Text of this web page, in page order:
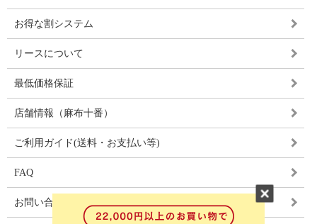
お得な割システム
リースについて
最低価格保証
店舗情報（麻布十番）
ご利用ガイド(送料・お支払い等)
FAQ
お問い合わせ